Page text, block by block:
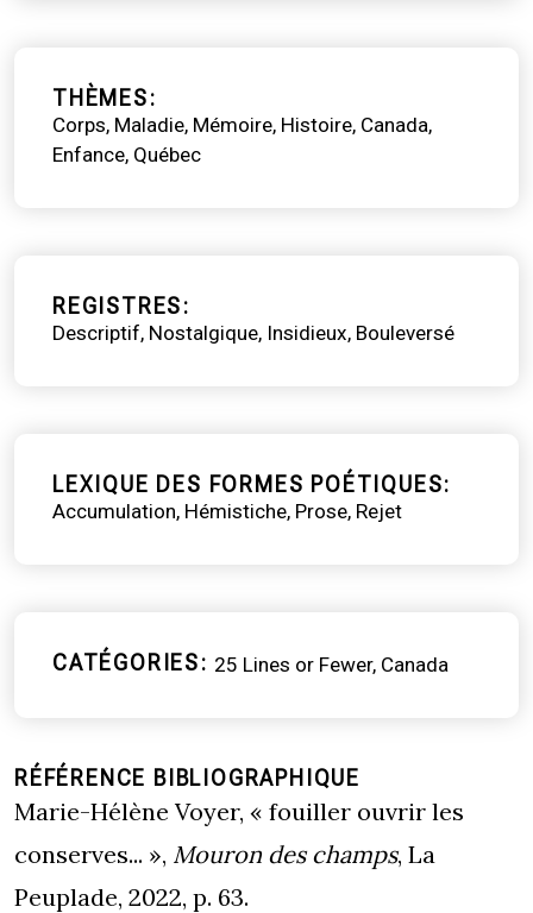
THÈMES
Corps Maladie Mémoire Histoire Canada
Enfance Québec
REGISTRES
Descriptif Nostalgique Insidieux Bouleversé
LEXIQUE DES FORMES POÉTIQUES
Accumulation Hémistiche Prose Rejet
CATÉGORIES 25 Lines or Fewer Canada
RÉFÉRENCE BIBLIOGRAPHIQUE
Marie-Hélène Voyer, « fouiller ouvrir les
conserves... », Mouron des champs, La
Peuplade, 2022, p. 63.